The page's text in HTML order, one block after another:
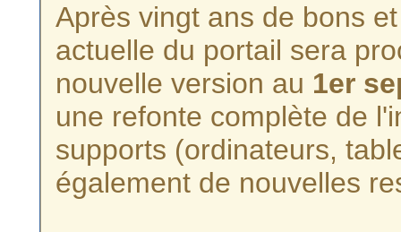
Après vingt ans de bons
actuelle du portail sera
nouvelle version au 1er
une refonte complète de
supports (ordinateurs,
également de nouvelles